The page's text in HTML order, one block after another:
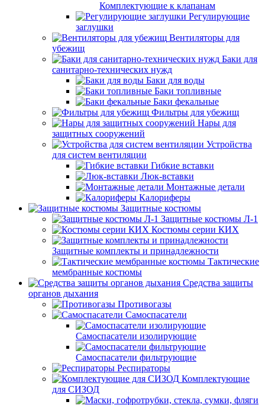
Комплектующие к клапанам
Регулирующие
заглушки
Вентиляторы для
убежищ
Баки для
санитарно-технических нужд
Баки для воды
Баки топливные
Баки фекальные
Фильтры для убежищ
Нары для
защитных сооружений
Устройства
для систем вентиляции
Гибкие вставки
Люк-вставки
Монтажные детали
Калориферы
Защитные костюмы
Защитные костюмы Л-1
Костюмы серии КИХ
Защитные комплекты и принадлежности
Тактические
мембранные костюмы
Средства защиты
органов дыхания
Противогазы
Самоспасатели
Самоспасатели изолирующие
Самоспасатели фильтрующие
Респираторы
Комплектующие
для СИЗОД